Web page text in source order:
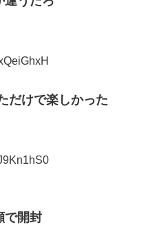
だけで楽しかった
で開封